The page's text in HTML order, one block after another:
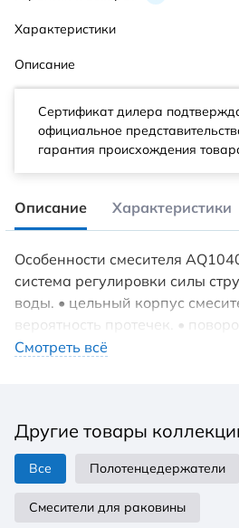
Характеристики
Описание
Сертификат дилера
официальное
гарантия происхождения
Описание Характеристики
Особенности смесителя
система регулировки силы
воды. • цельный корпус
вероятность протечек. •
на душ. • лейка и шланг в
Смотреть всё
Другие товары
Все Полотенцедержатели
Смесители для раковины